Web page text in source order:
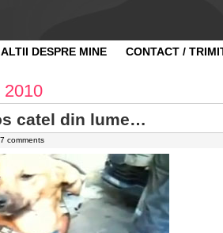
ALTII DESPRE MINE CONTACT /
2010
catel din lume…
7 comments